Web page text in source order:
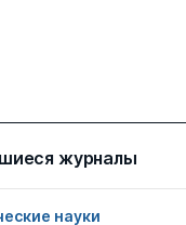
журналы
науки